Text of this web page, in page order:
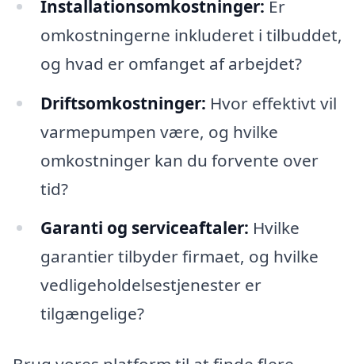
Installationsomkostninger: Er
omkostningerne inkluderet i tilbuddet,
og hvad er omfanget af arbejdet?
Driftsomkostninger: Hvor effektivt vil
varmepumpen være, og hvilke
omkostninger kan du forvente over
tid?
Garanti og serviceaftaler: Hvilke
garantier tilbyder firmaet, og hvilke
vedligeholdelsestjenester er
tilgængelige?